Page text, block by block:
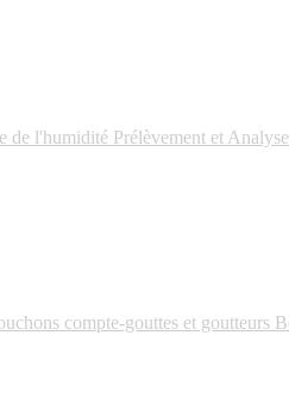
de l'humidité Prélèvement et
compte-gouttes et goutteurs